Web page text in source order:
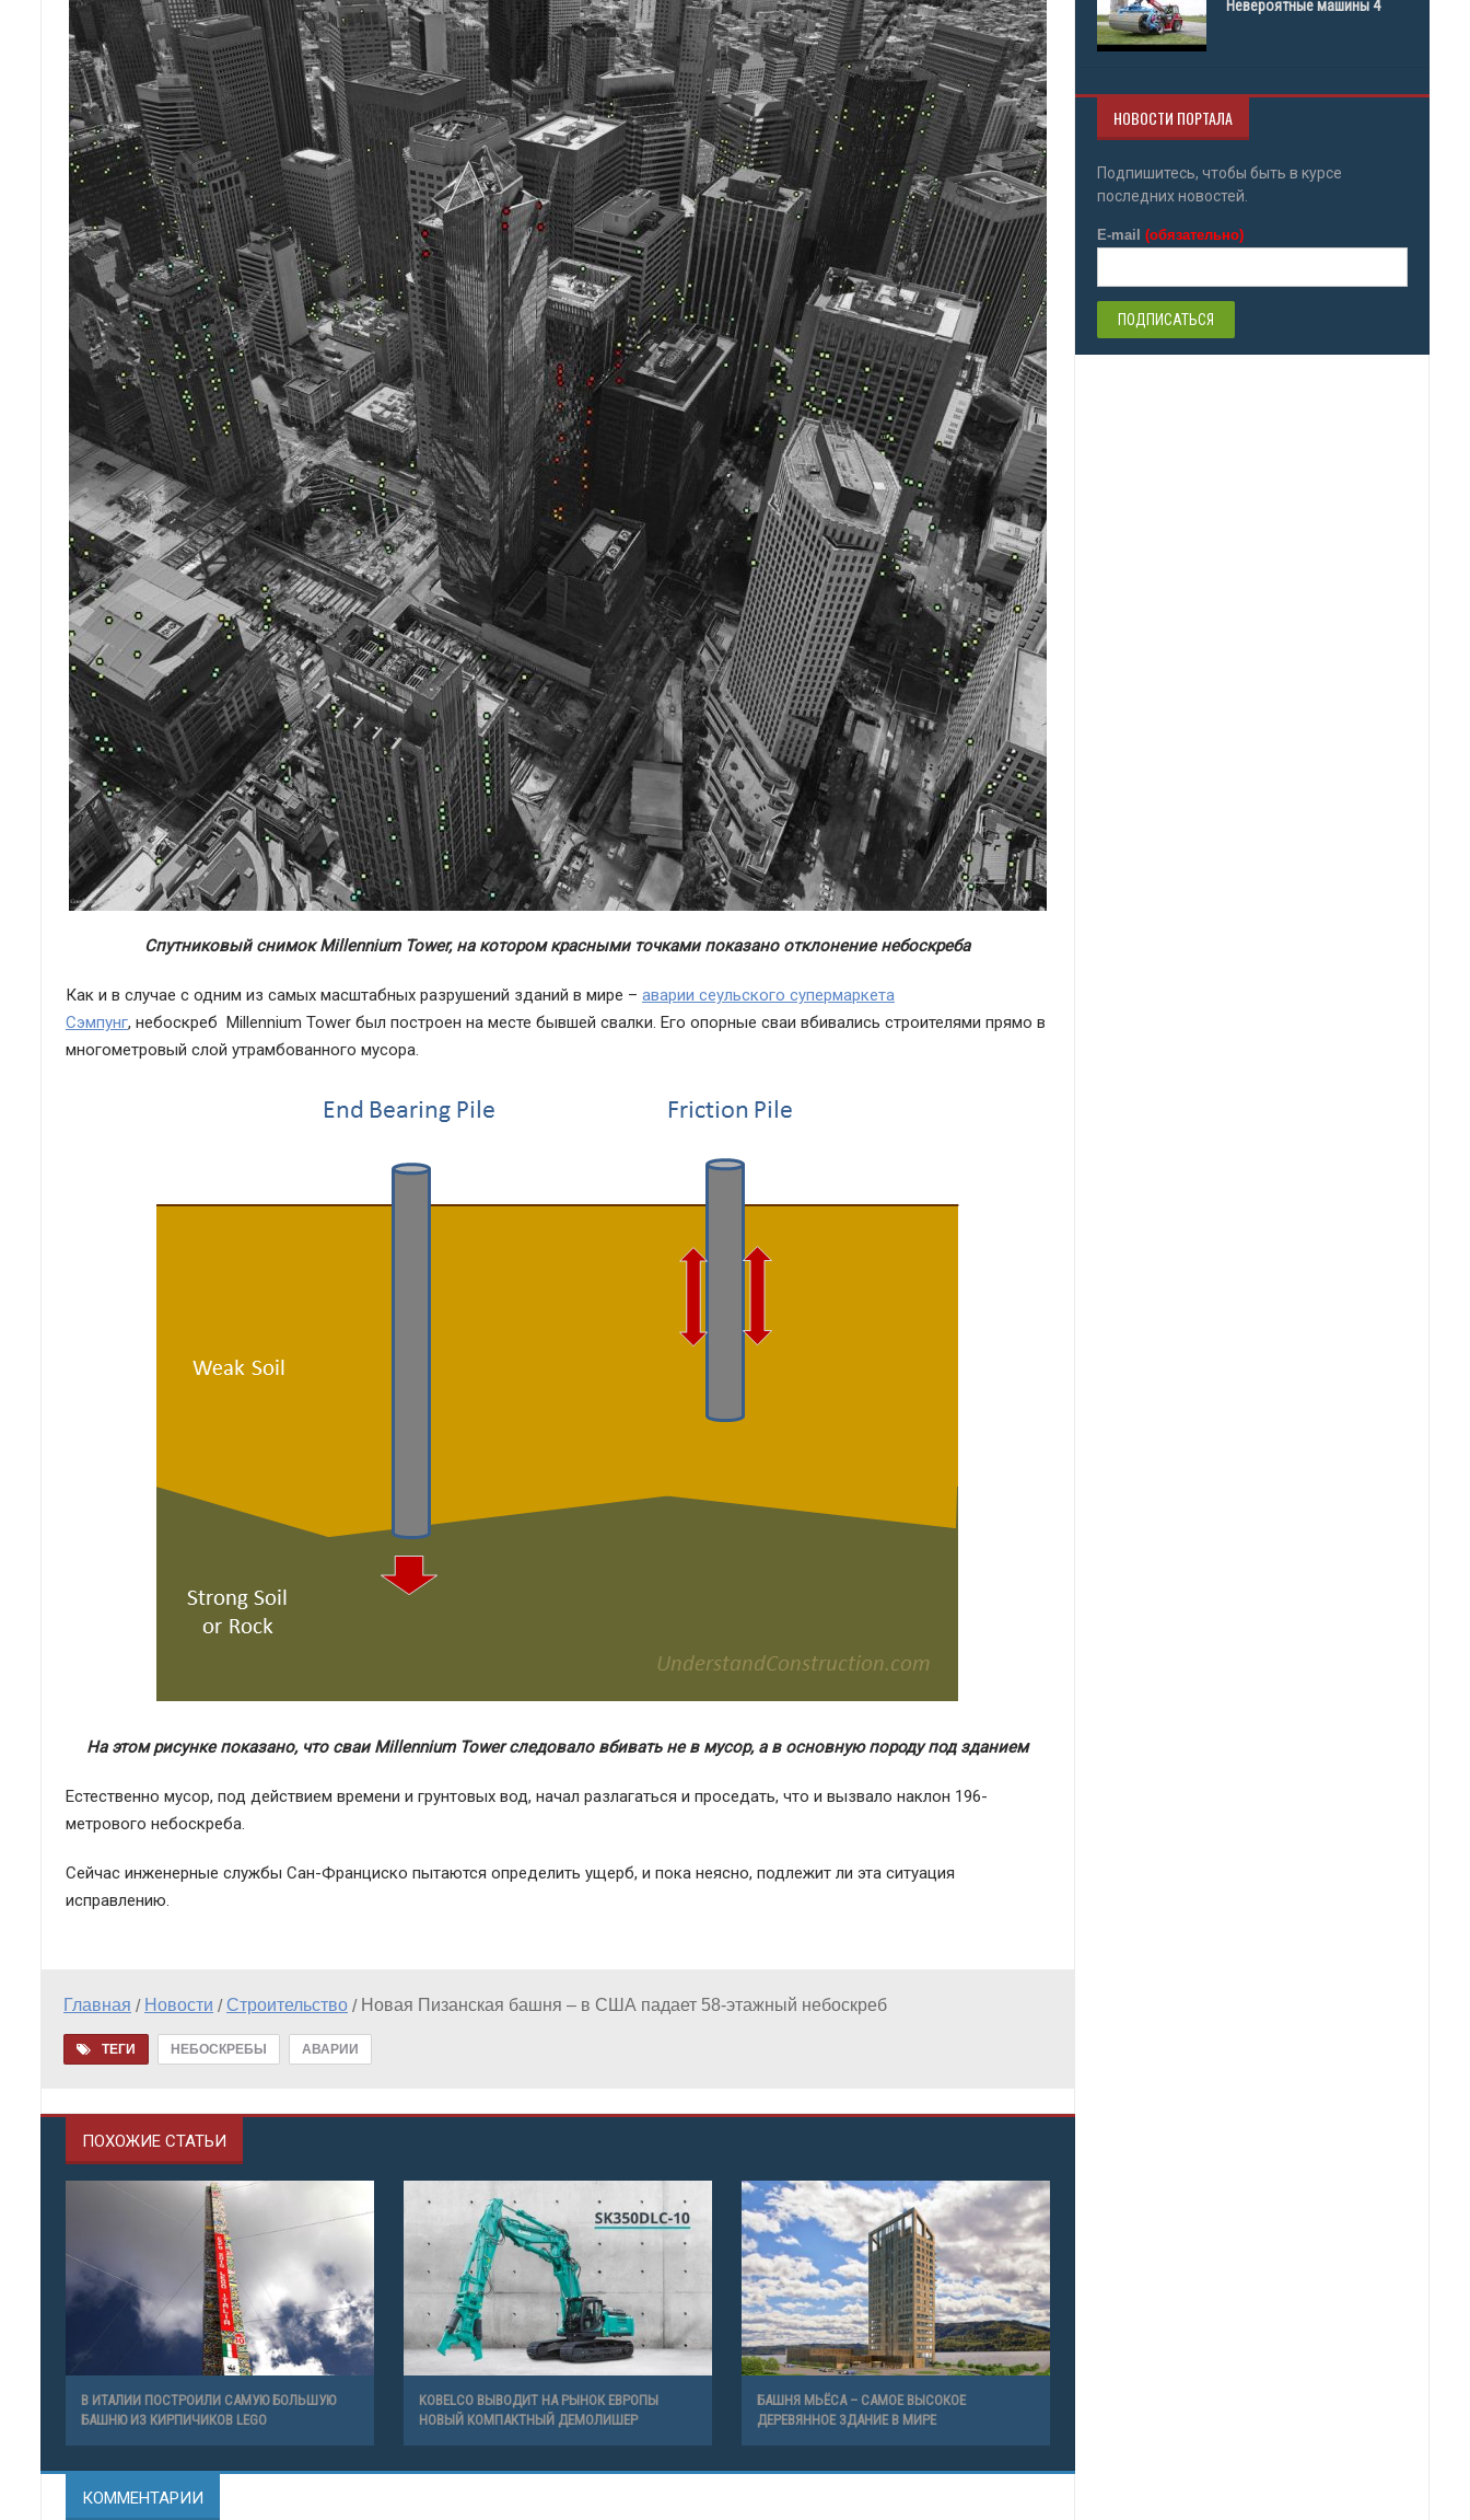
Спутниковый снимок Millennium Tower, на котором красными точками показано отклонение небоскреба
Как и в случае с одним из самых масштабных разрушений зданий в мире – аварии сеульского супермаркета
Сэмпунг, небоскреб Millennium Tower был построен на месте бывшей свалки. Его опорные сваи вбивались строителями прямо в
многометровый слой утрамбованного мусора.
На этом рисунке показано, что сваи Millennium Tower следовало вбивать не в мусор, а в основную породу под зданием
Естественно мусор, под действием времени и грунтовых вод, начал разлагаться и проседать, что и вызвало наклон 196-
метрового небоскреба.
Сейчас инженерные службы Сан-Франциско пытаются определить ущерб, и пока неясно, подлежит ли эта ситуация
исправлению.
Главная / Новости / Строительство / Новая Пизанская башня – в США падает 58-этажный небоскреб
ТЕГИ НЕБОСКРЕБЫ АВАРИИ
ПОХОЖИЕ СТАТЬИ
В ИТАЛИИ ПОСТРОИЛИ САМУЮ БОЛЬШУЮ
БАШНЮ ИЗ КИРПИЧИКОВ LEGO
KOBELCO ВЫВОДИТ НА РЫНОК ЕВРОПЫ
НОВЫЙ КОМПАКТНЫЙ ДЕМОЛИШЕР
БАШНЯ МЬЁСА – САМОЕ ВЫСОКОЕ
ДЕРЕВЯННОЕ ЗДАНИЕ В МИРЕ
КОММЕНТАРИИ
Невероятные машины 4
НОВОСТИ ПОРТАЛА
Подпишитесь, чтобы быть в курсе
последних новостей.
E-mail (обязательно)